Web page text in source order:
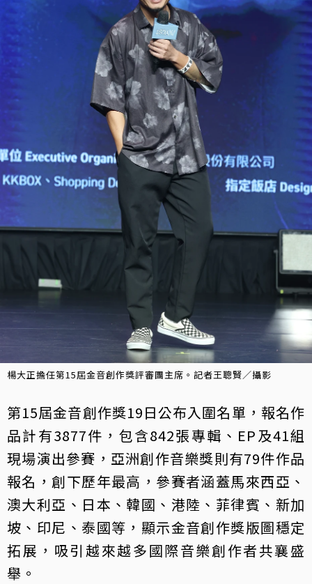
楊大正擔任第15屆金音創作獎評審團主席。記者王聰賢／攝影
第15屆金音創作獎19日公布入圍名單，報名作
品計有3877件，包含842張專輯、EP及41組
現場演出參賽，亞洲創作音樂獎則有79件作品
報名，創下歷年最高，參賽者涵蓋馬來西亞、
澳大利亞、日本、韓國、港陸、菲律賓、新加
坡、印尼、泰國等，顯示金音創作獎版圖穩定
拓展，吸引越來越多國際音樂創作者共襄盛
舉。